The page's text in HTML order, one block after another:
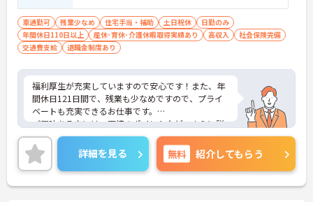
車通勤可 残業少なめ 住宅手当・補助 土日祝休
日勤のみ
年間休日110日以上
産休･育休･介護休暇取得実績あり 高収入
社会保険完備
交通費支給
退職金制度あり
福利厚生が充実していますので安心です！また、年
間休日121日間で、残業も少なめですので、プライ
ベートも充実できるお仕事です。
ご興味ある方には、面接のポイントなど、さらに詳
細をお話致しますのでお気軽にご相談ください。
詳細を見る 無料 紹介してもらう